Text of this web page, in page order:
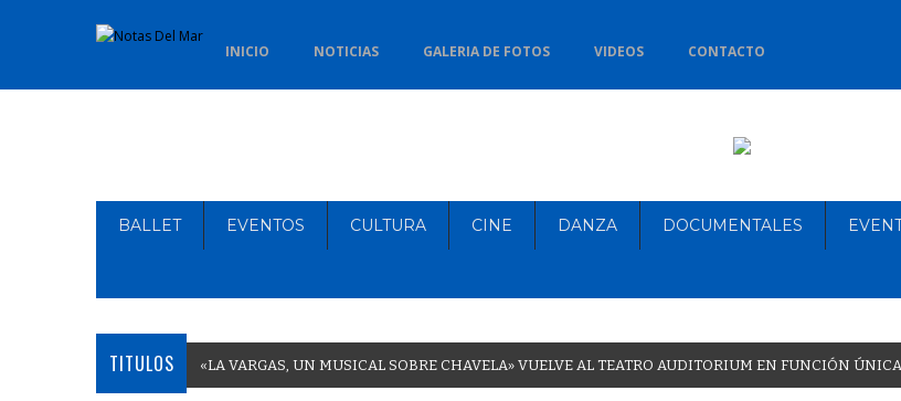
INICIO NOTICIAS GALERIA DE FOTOS VIDEOS CONTACTO
BALLET EVENTOS CULTURA CINE DANZA DOCUMENTALES
TITULOS «LA VARGAS, UN MUSICAL SOBRE CHAVELA» VUELVE AL TEATRO AUDITORIUM EN FUNCIÓN ÚNICA